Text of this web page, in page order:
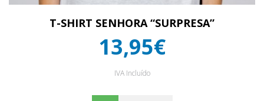
T-SHIRT SENHORA “SURPRESA”
13,95€
IVA Incluído